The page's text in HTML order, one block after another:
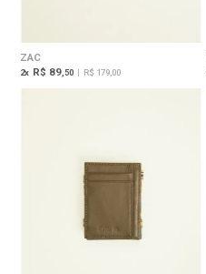
ZAC
2x R$ 89 ,50 | R$ 179,00